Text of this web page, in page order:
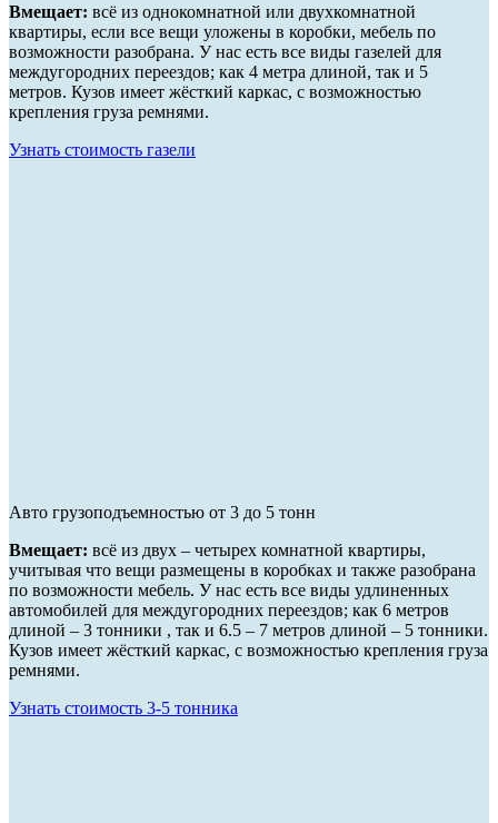
Вмещает: всё из однокомнатной или двухкомнатной
квартиры, если все вещи уложены в коробки, мебель по
возможности разобрана. У нас есть все виды газелей для
междугородних переездов; как 4 метра длиной, так и 5
метров. Кузов имеет жёсткий каркас, с возможностью
крепления груза ремнями.
Узнать стоимость газели
Авто грузоподъемностью от 3 до 5 тонн
Вмещает: всё из двух – четырех комнатной квартиры,
учитывая что вещи размещены в коробках и также разобрана
по возможности мебель. У нас есть все виды удлиненных
автомобилей для междугородних переездов; как 6 метров
длиной – 3 тонники , так и 6.5 – 7 метров длиной – 5 тонники.
Кузов имеет жёсткий каркас, с возможностью крепления груза
ремнями.
Узнать стоимость 3-5 тонника